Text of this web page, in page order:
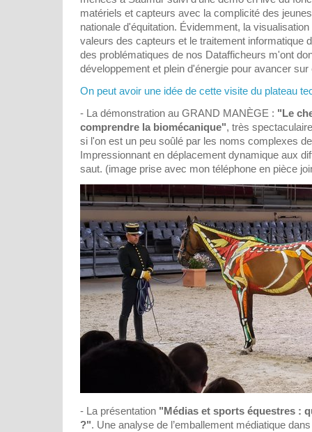
matériels et capteurs avec la complicité des
nationale d'équitation. Évidemment, la
valeurs des capteurs et le traitement informatique
des problématiques de nos Datafficheurs m'ont
développement et plein d'énergie pour avancer
On peut avoir une idée de cette visite du plateau
- La démonstration au GRAND MANÈGE : "Le
comprendre la biomécanique", très
si l'on est un peu soûlé par les noms complexes
Impressionnant en déplacement dynamique aux
saut. (image prise avec mon téléphone en pièce
- La présentation "Médias et sports équestres :
?". Une analyse de l’emballement médiatique